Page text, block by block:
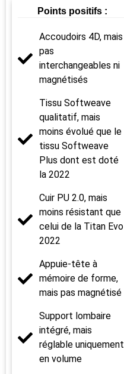
Points positifs :
Accoudoirs 4D, mais
pas
interchangeables ni
magnétisés
Tissu Softweave
qualitatif, mais
moins évolué que le
tissu Softweave
Plus dont est doté
la 2022
Cuir PU 2.0, mais
moins résistant que
celui de la Titan Evo
2022
Appuie-tête à
mémoire de forme,
mais pas magnétisé
Support lombaire
intégré, mais
réglable uniquement
en volume